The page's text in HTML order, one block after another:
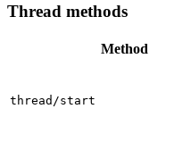
Thread methods
Method
thread/start